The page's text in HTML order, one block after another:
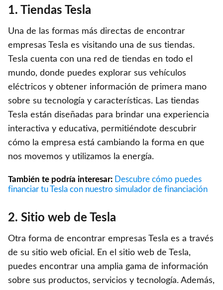
1. Tiendas Tesla
Una de las formas más directas de encontrar
empresas Tesla es visitando una de sus tiendas.
Tesla cuenta con una red de tiendas en todo el
mundo, donde puedes explorar sus vehículos
eléctricos y obtener información de primera mano
sobre su tecnología y características. Las tiendas
Tesla están diseñadas para brindar una experiencia
interactiva y educativa, permitiéndote descubrir
cómo la empresa está cambiando la forma en que
nos movemos y utilizamos la energía.
También te podría interesar: Descubre cómo puedes
financiar tu Tesla con nuestro simulador de financiación
2. Sitio web de Tesla
Otra forma de encontrar empresas Tesla es a través
de su sitio web oficial. En el sitio web de Tesla,
puedes encontrar una amplia gama de información
sobre sus productos, servicios y tecnología. Además,